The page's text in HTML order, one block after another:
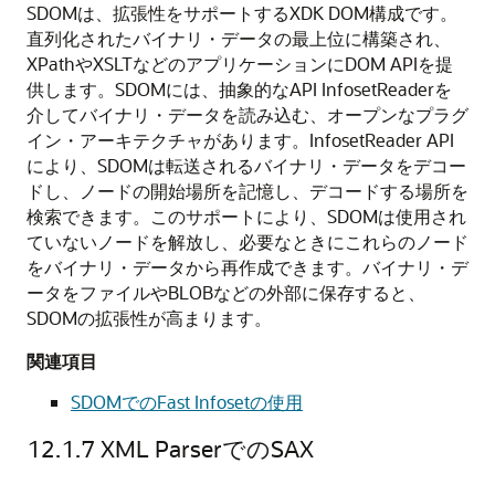
SDOMは、拡張性をサポートするXDK DOM構成です。
直列化されたバイナリ・データの最上位に構築され、
XPathやXSLTなどのアプリケーションにDOM APIを提
供します。SDOMには、抽象的なAPI InfosetReaderを
介してバイナリ・データを読み込む、オープンなプラグ
イン・アーキテクチャがあります。InfosetReader API
により、SDOMは転送されるバイナリ・データをデコー
ドし、ノードの開始場所を記憶し、デコードする場所を
検索できます。このサポートにより、SDOMは使用され
ていないノードを解放し、必要なときにこれらのノード
をバイナリ・データから再作成できます。バイナリ・デ
ータをファイルやBLOBなどの外部に保存すると、
SDOMの拡張性が高まります。
関連項目
SDOMでのFast Infosetの使用
12.1.7 XML ParserでのSAX